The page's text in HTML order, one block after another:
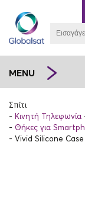
MENU
Σπίτι
Κινητή Τηλεφωνία
Θήκες για
Vivid Silicone